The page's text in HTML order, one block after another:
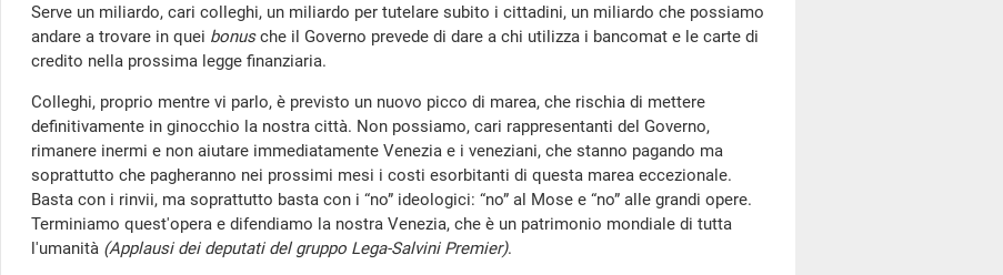
Serve un miliardo, cari colleghi, un miliardo per tutelare subito i cittadini, un miliardo che possiamo
andare a trovare in quei bonusche il Governo prevede di dare a chi utilizza i bancomat e le carte di
credito nella prossima legge finanziaria.
Colleghi, proprio mentre vi parlo, è previsto un nuovo picco di marea, che rischia di mettere
definitivamente in ginocchio la nostra città. Non possiamo, cari rappresentanti del Governo,
rimanere inermi e non aiutare immediatamente Venezia e i veneziani, che stanno pagando ma
soprattutto che pagheranno nei prossimi mesi i costi esorbitanti di questa marea eccezionale.
Basta con i rinvii, ma soprattutto basta con i “no” ideologici: “no” al Mose e “no” alle grandi opere.
Terminiamo quest'opera e difendiamo la nostra Venezia, che è un patrimonio mondiale di tutta
l'umanità (Applausi dei deputati del gruppo Lega-Salvini Premier).